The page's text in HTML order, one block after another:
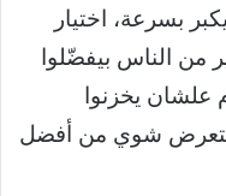
بسرعة، اختيار
من الناس بيفضّلوا
علشان يخزنوا
نستعرض شوي من أفضل